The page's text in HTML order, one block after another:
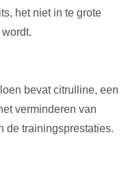
het niet in te grote
bevat citrulline, een
verminderen van
de trainingsprestaties.